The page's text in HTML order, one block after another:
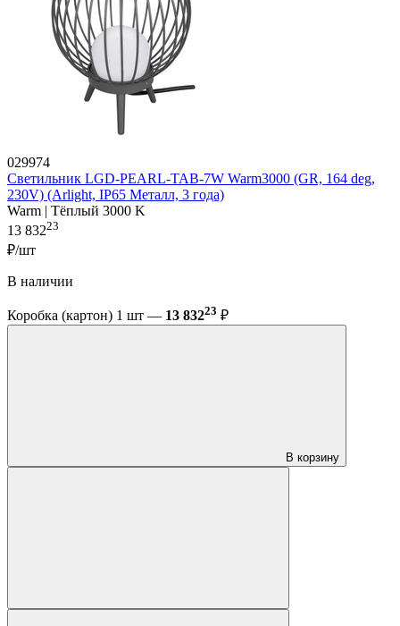
029974
Светильник LGD-PEARL-TAB-7W Warm3000 (GR, 164 deg,
230V) (Arlight, IP65 Металл, 3 года)
Warm | Тёплый 3000 K
13 83223
₽/шт
В наличии
Коробка (картон) 1 шт — 13 83223 ₽
В корзину